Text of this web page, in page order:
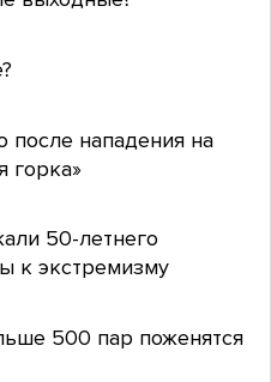
после нападения на
горка»
50-летнего
к экстремизму
500 пар поженятся